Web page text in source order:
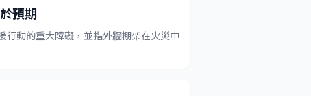
預期
行動的重大障礙，並指外牆棚架在火災中